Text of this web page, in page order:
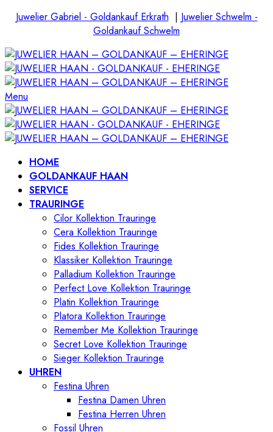
Juwelier Gabriel - Goldankauf Erkrath | Juwelier Schwelm -
Goldankauf Schwelm
Menu
HOME
GOLDANKAUF HAAN
SERVICE
TRAURINGE
Cilor Kollektion Trauringe
Cera Kollektion Trauringe
Fides Kollektion Trauringe
Klassiker Kollektion Trauringe
Palladium Kollektion Trauringe
Perfect Love Kollektion Trauringe
Platin Kollektion Trauringe
Platora Kollektion Trauringe
Remember Me Kollektion Trauringe
Secret Love Kollektion Trauringe
Sieger Kollektion Trauringe
UHREN
Festina Uhren
Festina Damen Uhren
Festina Herren Uhren
Fossil Uhren